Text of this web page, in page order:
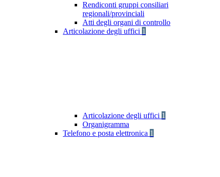
Rendiconti gruppi consiliari
regionali/provinciali
Atti degli organi di controllo
Articolazione degli uffici 1
Articolazione degli uffici 1
Organigramma
Telefono e posta elettronica 1